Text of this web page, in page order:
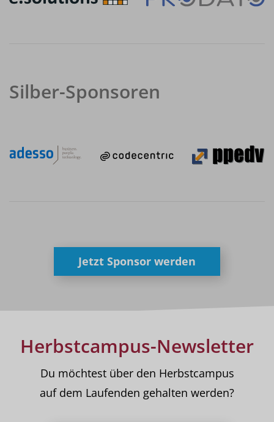
Silber-Sponsoren
Jetzt Sponsor werden
Herbstcampus-Newsletter
Du möchtest über den Herbstcampus
auf dem Laufenden gehalten werden?